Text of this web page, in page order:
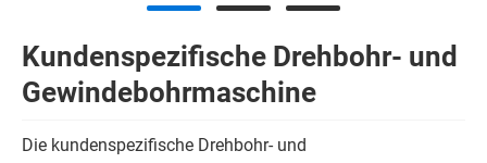
Kundenspezifische Drehbohr- und
Gewindebohrmaschine
Die kundenspezifische Drehbohr- und